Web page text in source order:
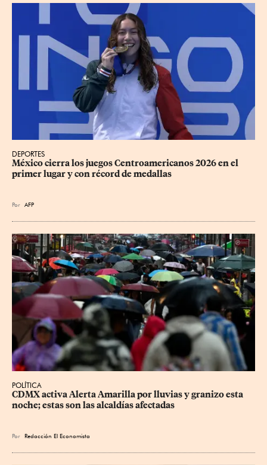
DEPORTES
México cierra los juegos Centroamericanos 2026 en el
primer lugar y con récord de medallas
Por AFP
POLÍTICA
CDMX activa Alerta Amarilla por lluvias y granizo esta
noche; estas son las alcaldías afectadas
Por Redacción El Economista